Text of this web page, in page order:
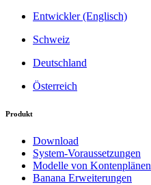
Entwickler (Englisch)
Schweiz
Deutschland
Österreich
Produkt
Download
System-Voraussetzungen
Modelle von Kontenplänen
Banana Erweiterungen